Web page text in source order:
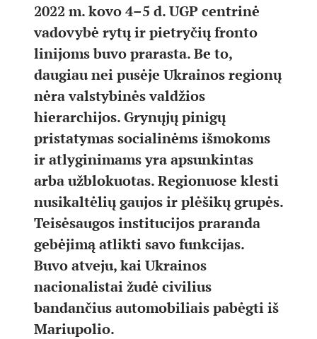
2022 m. kovo 4–5 d. UGP centrinė
vadovybė rytų ir pietryčių fronto
linijoms buvo prarasta. Be to,
daugiau nei pusėje Ukrainos regionų
nėra valstybinės valdžios
hierarchijos. Grynųjų pinigų
pristatymas socialinėms išmokoms
ir atlyginimams yra apsunkintas
arba užblokuotas. Regionuose klesti
nusikaltėlių gaujos ir plėšikų grupės.
Teisėsaugos institucijos praranda
gebėjimą atlikti savo funkcijas.
Buvo atveju, kai Ukrainos
nacionalistai žudė civilius
bandančius automobiliais pabėgti iš
Mariupolio.